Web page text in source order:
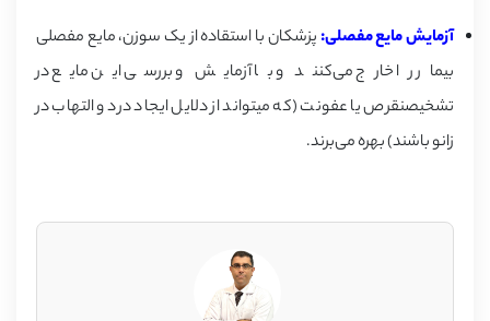
آزمایش مایع مفصلی: پزشکان با استقاده از یک سوزن، مایع مفصلی
بیمار را خارج می‌کنند و با آزمایش و بررسی این مایع در
تشخیصنقرص یا عفونت (که میتواند از دلایل ایجاد درد و التهاب در
زانو باشند) بهره می‌برند.